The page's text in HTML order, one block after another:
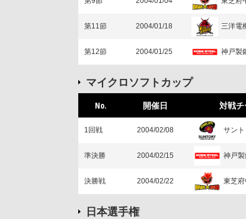
第11節 2004/01/18 三洋電
第12節 2004/01/25 神戸製
マイクロソフトカップ
No. 開催日 対戦
1回戦 2004/02/08 サント
準決勝 2004/02/15 神戸
決勝戦 2004/02/22 東芝府
日本選手権